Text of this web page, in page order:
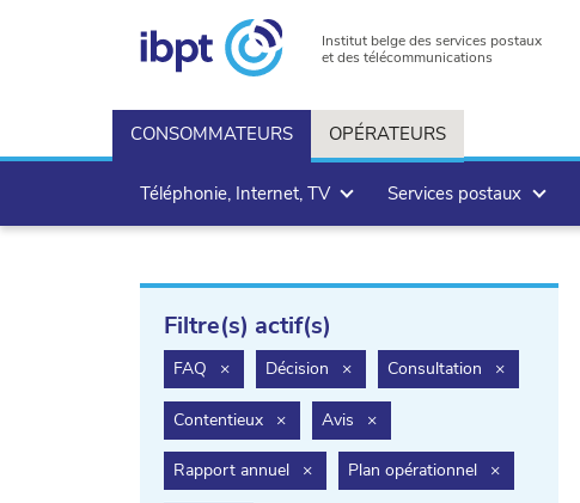
Institut belge des services postaux
et des télécommunications
CONSOMMATEURS OPÉRATEURS
Téléphonie, Internet, TV Services postaux
Filtre(s) actif(s)
FAQ ×filter.delete
Décision ×filter.deleteConsultation ×filter.delete
Contentieux ×filter.delete
Avis ×filter.delete
Rapport annuel ×filter.deletePlan opérationnel ×filter.delete